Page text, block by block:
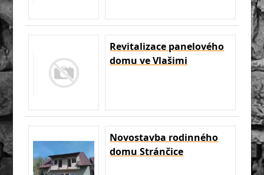
Revitalizace panelového
domu ve Vlašimi
Novostavba rodinného
domu Stránčice